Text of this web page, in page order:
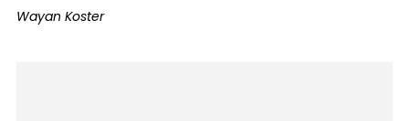
Wayan Koster